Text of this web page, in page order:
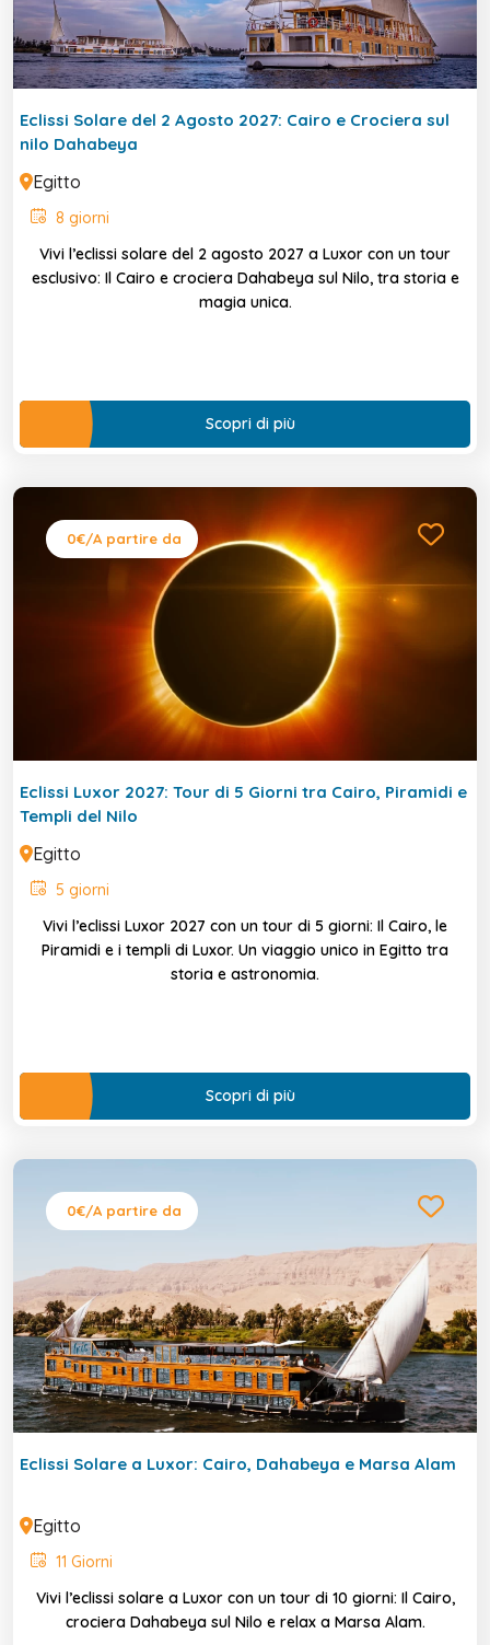
Eclissi Solare del 2 Agosto 2027: Cairo e Crociera sul
nilo Dahabeya
Egitto
8 giorni
Vivi l’eclissi solare del 2 agosto 2027 a Luxor con un tour
esclusivo: Il Cairo e crociera Dahabeya sul Nilo, tra storia e
magia unica.
Scopri di più
0€/A partire da
Eclissi Luxor 2027: Tour di 5 Giorni tra Cairo, Piramidi e
Templi del Nilo
Egitto
5 giorni
Vivi l’eclissi Luxor 2027 con un tour di 5 giorni: Il Cairo, le
Piramidi e i templi di Luxor. Un viaggio unico in Egitto tra
storia e astronomia.
Scopri di più
0€/A partire da
Eclissi Solare a Luxor: Cairo, Dahabeya e Marsa Alam
Egitto
11 Giorni
Vivi l’eclissi solare a Luxor con un tour di 10 giorni: Il Cairo,
crociera Dahabeya sul Nilo e relax a Marsa Alam.